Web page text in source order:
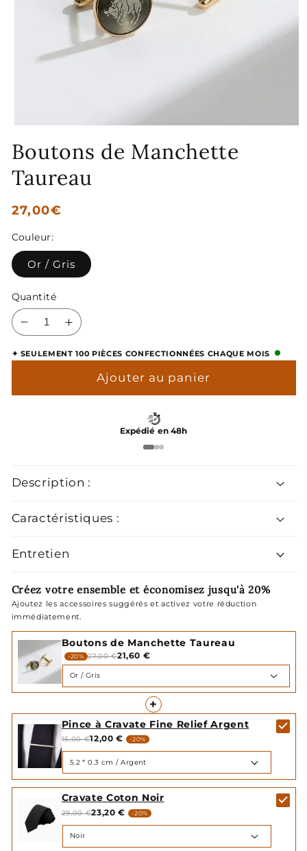
média
1
dans
une
Boutons de Manchette
Taureau
Prix
27,00€
Couleur:
Or / Gris
Quantité
Réduire
quantité
Boutons
Augmenter
quantité
Boutons
✦ SEULEMENT 100 PIÈCES CONFECTIONNÉES CHAQUE MOIS
Ajouter au panier
Expédié en 48h
Description :
Caractéristiques :
Entretien
Créez votre ensemble et économisez jusqu'à 20%
Ajoutez les accessoires suggérés et activez votre réduction
immédiatement.
Boutons de Manchette Taureau
-20% 27,00 €21,60 €
+
Pince à Cravate Fine Relief Argent
15,00 €12,00 € -20%
Cravate Coton Noir
29,00 €23,20 € -20%